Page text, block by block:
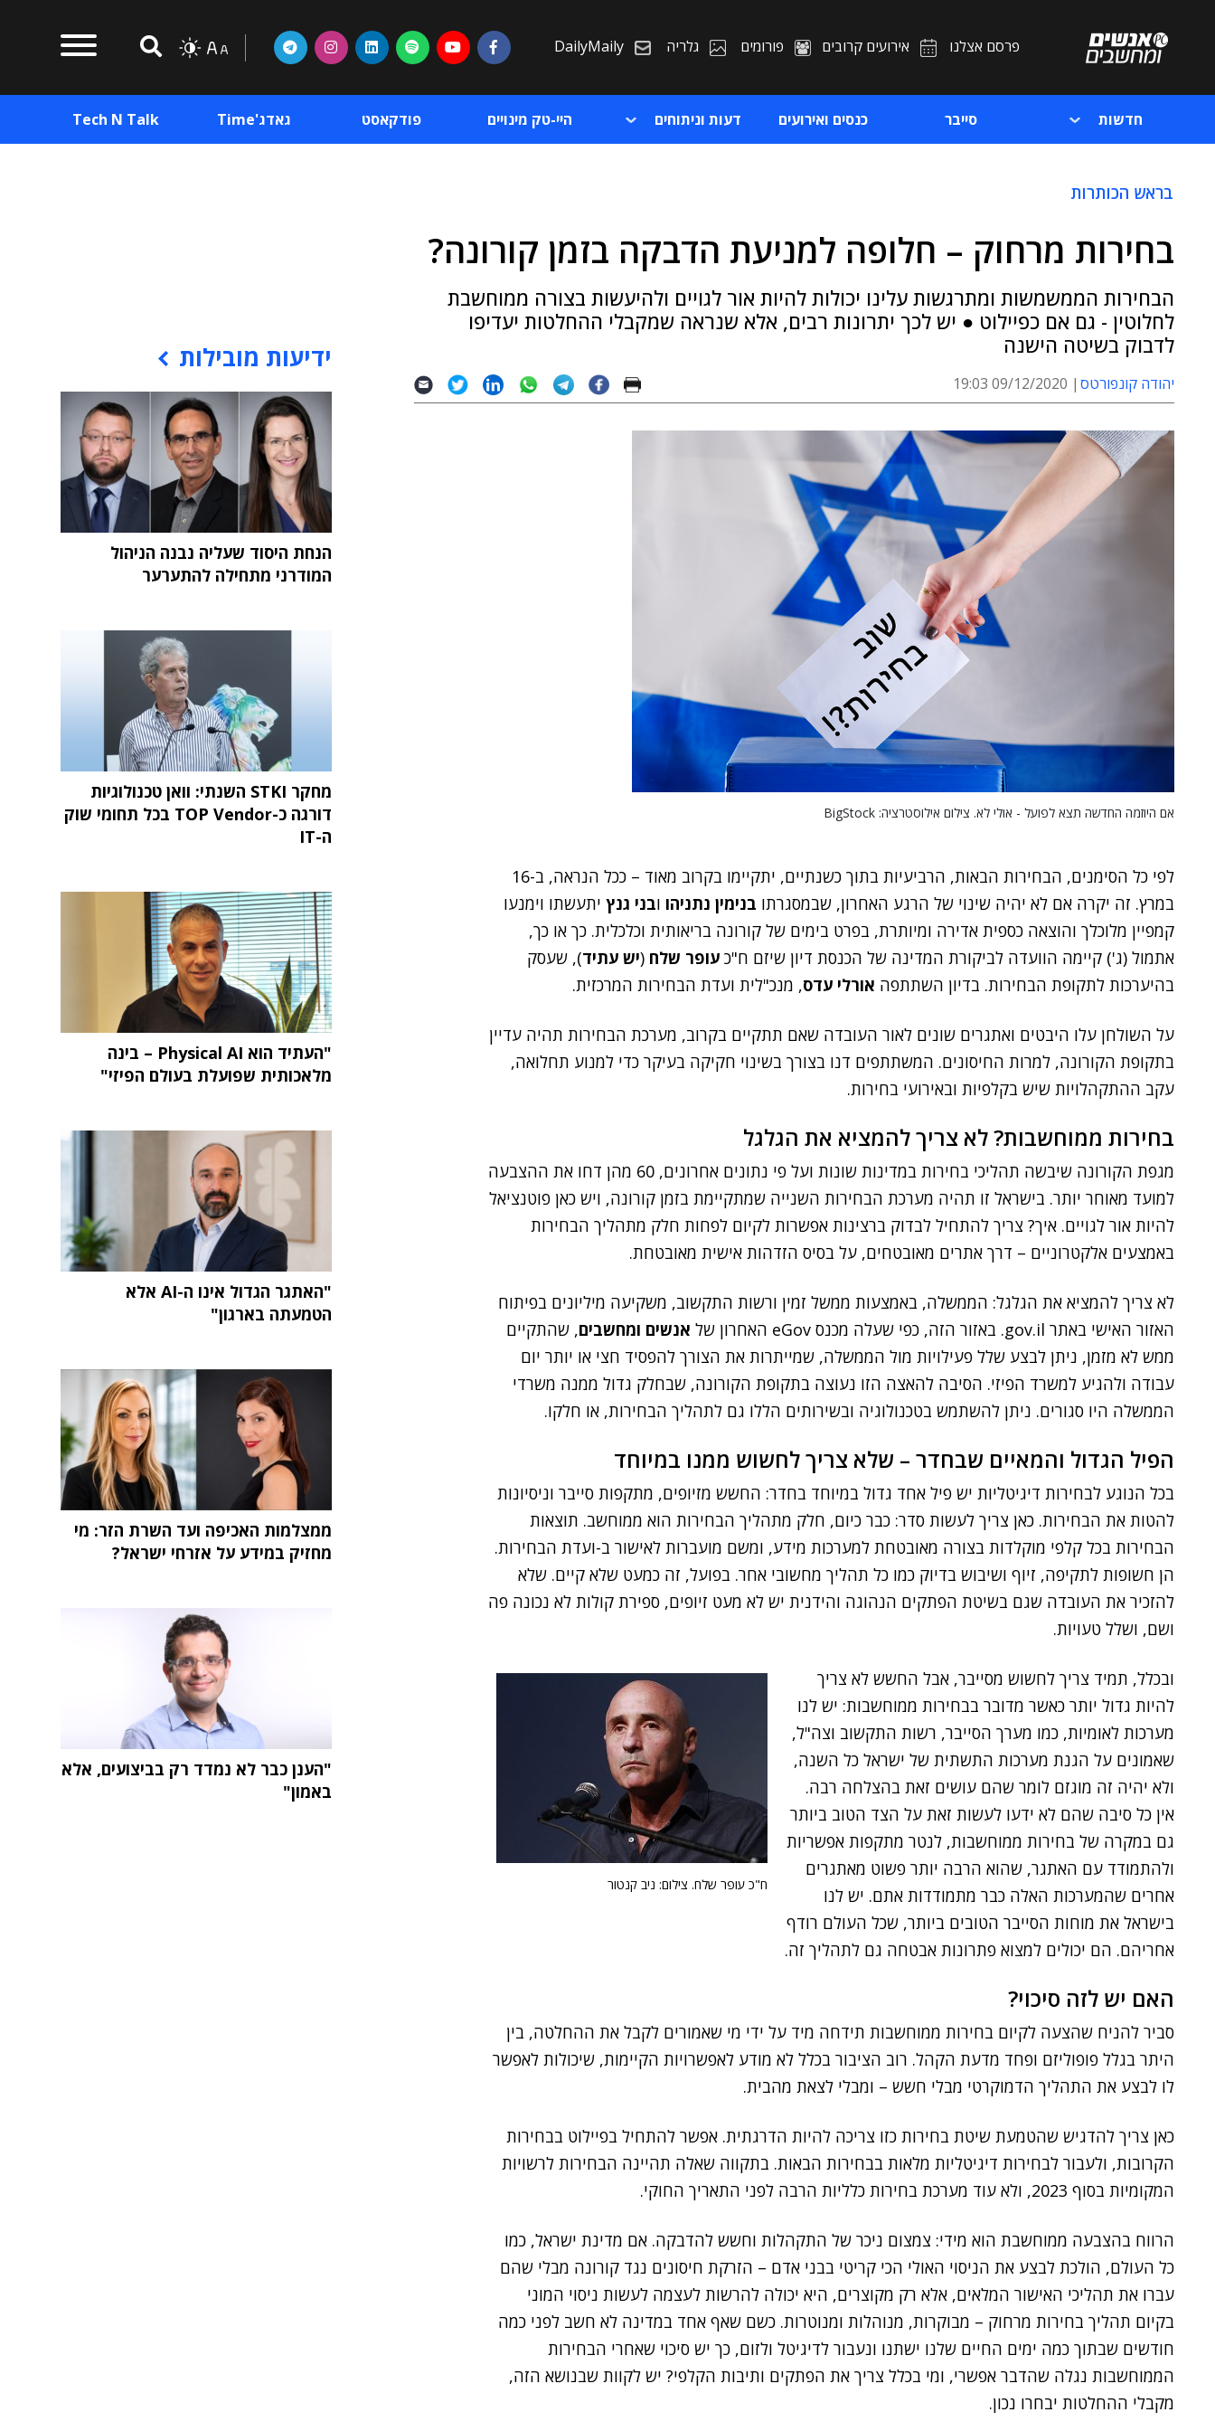
פרסם אצלנו אירועים קרובים פורומים גלריה DailyMaily
חדשות סייבר כנסים ואירועים דעות וניתוחים היי-טק מינויים פודקאסט גאדג'Time Tech N Talk
בראש הכותרות
בחירות מרחוק – חלופה למניעת הדבקה בזמן קורונה?
הבחירות הממשמשות ומתרגשות עלינו יכולות להיות אור לגויים ולהיעשות בצורה ממוחשבת
לחלוטין - גם אם כפיילוט ● יש לכך יתרונות רבים, אלא שנראה שמקבלי ההחלטות יעדיפו
לדבוק בשיטה הישנה
יהודה קונפורטס 09/12/2020 19:03
אם היוזמה החדשה תצא לפועל - אולי לא. צילום אילוסטרציה: BigStock
לפי כל הסימנים, הבחירות הבאות, הרביעיות בתוך כשנתיים, יתקיימו בקרוב מאוד – ככל הנראה, ב-16
במרץ. זה יקרה אם לא יהיה שינוי של הרגע האחרון, שבמסגרתו בנימין נתניהו ובני גנץ יתעשתו וימנעו
קמפיין מלוכלך והוצאה כספית אדירה ומיותרת, בפרט בימים של קורונה בריאותית וכלכלית. כך או כך,
אתמול (ג') קיימה הוועדה לביקורת המדינה של הכנסת דיון שיזם ח"כ עופר שלח (יש עתיד), שעסק
בהיערכות לתקופת הבחירות. בדיון השתתפה אורלי עדס, מנכ"לית ועדת הבחירות המרכזית.
על השולחן עלו היבטים ואתגרים שונים לאור העובדה שאם תתקיים בקרוב, מערכת הבחירות תהיה עדיין
בתקופת הקורונה, למרות החיסונים. המשתתפים דנו בצורך בשינוי חקיקה בעיקר כדי למנוע תחלואה,
עקב ההתקהלויות שיש בקלפיות ובאירועי בחירות.
בחירות ממוחשבות? לא צריך להמציא את הגלגל
מגפת הקורונה שיבשה תהליכי בחירות במדינות שונות ועל פי נתונים אחרונים, 60 מהן דחו את ההצבעה
למועד מאוחר יותר. בישראל זו תהיה מערכת הבחירות השנייה שמתקיימת בזמן קורונה, ויש כאן פוטנציאל
להיות אור לגויים. איך? צריך להתחיל לבדוק ברצינות אפשרות לקיום לפחות חלק מתהליך הבחירות
באמצעים אלקטרוניים – דרך אתרים מאובטחים, על בסיס הזדהות אישית מאובטחת.
לא צריך להמציא את הגלגל: הממשלה, באמצעות ממשל זמין ורשות התקשוב, משקיעה מיליונים בפיתוח
האזור האישי באתר gov.il. באזור הזה, כפי שעלה מכנס eGov האחרון של
אנשים ומחשבים, שהתקיים
ממש לא מזמן, ניתן לבצע שלל פעילויות מול הממשלה, שמייתרות את הצורך להפסיד חצי או יותר יום
עבודה ולהגיע למשרד הפיזי. הסיבה להאצה הזו נעוצה בתקופת הקורונה, שבחלק גדול ממנה משרדי
הממשלה היו סגורים. ניתן להשתמש בטכנולוגיה ובשירותים הללו גם לתהליך הבחירות, או חלקו.
הפיל הגדול והמאיים שבחדר – שלא צריך לחשוש ממנו במיוחד
בכל הנוגע לבחירות דיגיטליות יש פיל אחד גדול במיוחד בחדר: החשש מזיופים, מתקפות סייבר וניסיונות
להטות את הבחירות. כאן צריך לעשות סדר: כבר כיום, חלק מתהליך הבחירות הוא ממוחשב. תוצאות
הבחירות בכל קלפי מוקלדות בצורה מאובטחת למערכות מידע, ומשם מועברות לאישור ב-ועדת הבחירות.
הן חשופות לתקיפה, זיוף ושיבוש בדיוק כמו כל תהליך מחשובי אחר. בפועל, זה כמעט שלא קיים. שלא
להזכיר את העובדה שגם בשיטת הפתקים הנהוגה והידנית יש לא מעט זיופים, ספירת קולות לא נכונה פה
ושם, ושלל טעויות.
ח"כ עופר שלח. צילום: ניב קנטור
ובכלל, תמיד צריך לחשוש מסייבר, אבל החשש לא צריך
להיות גדול יותר כאשר מדובר בבחירות ממוחשבות: יש לנו
מערכות לאומיות, כמו מערך הסייבר, רשות התקשוב וצה"ל,
שאמונים על הגנת מערכות התשתית של ישראל כל השנה,
ולא יהיה זה מוגזם לומר שהם עושים זאת בהצלחה רבה.
אין כל סיבה שהם לא ידעו לעשות זאת על הצד הטוב ביותר
גם במקרה של בחירות ממוחשבות, לנטר מתקפות אפשריות
ולהתמודד עם האתגר, שהוא הרבה יותר פשוט מאתגרים
אחרים שהמערכות האלה כבר מתמודדות אתם. יש לנו
בישראל את מוחות הסייבר הטובים ביותר, שכל העולם רודף
אחריהם. הם יכולים למצוא פתרונות אבטחה גם לתהליך זה.
האם יש לזה סיכוי?
סביר להניח שהצעה לקיום בחירות ממוחשבות תידחה מיד על ידי מי שאמורים לקבל את ההחלטה, בין
היתר בגלל פופוליזם ופחד מדעת הקהל. רוב הציבור בכלל לא מודע לאפשרויות הקיימות, שיכולות לאפשר
לו לבצע את התהליך הדמוקרטי מבלי חשש – ומבלי לצאת מהבית.
כאן צריך להדגיש שהטמעת שיטת בחירות כזו צריכה להיות הדרגתית. אפשר להתחיל בפיילוט בבחירות
הקרובות, ולעבור לבחירות דיגיטליות מלאות בבחירות הבאות. בתקווה שאלה תהיינה הבחירות לרשויות
המקומיות בסוף 2023, ולא עוד מערכת בחירות כלליות הרבה לפני התאריך החוקי.
הרווח בהצבעה ממוחשבת הוא מידי: צמצום ניכר של התקהלות וחשש להדבקה. אם מדינת ישראל, כמו
כל העולם, הולכת לבצע את הניסוי האולי הכי קריטי בבני אדם – הזרקת חיסונים נגד קורונה מבלי שהם
עברו את תהליכי האישור המלאים, אלא רק מקוצרים, היא יכולה להרשות לעצמה לעשות ניסוי המוני
בקיום תהליך בחירות מרחוק – מבוקרות, מנוהלות ומנוטרות. כשם שאף אחד במדינה לא חשב לפני כמה
חודשים שבתוך כמה ימים החיים שלנו ישתנו ונעבור לדיגיטל ולזום, כך יש סיכוי שאחרי הבחירות
הממוחשבות נגלה שהדבר אפשרי, ומי בכלל צריך את הפתקים ותיבות הקלפי? יש לקוות שבנושא הזה,
מקבלי ההחלטות יבחרו נכון.
ידיעות מובילות
הנחת היסוד שעליה נבנה הניהול
המודרני מתחילה להתערער
מחקר STKI השנתי: וואן טכנולוגיות
דורגה כ-TOP Vendor בכל תחומי שוק
ה-IT
"העתיד הוא Physical AI – בינה
מלאכותית שפועלת בעולם הפיזי"
"האתגר הגדול אינו ה-AI אלא
הטמעתה בארגון"
ממצלמות האכיפה ועד השרת הזר: מי
מחזיק במידע על אזרחי ישראל?
"הענן כבר לא נמדד רק בביצועים, אלא
באמון"